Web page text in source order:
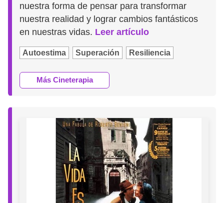
nuestra forma de pensar para transformar
nuestra realidad y lograr cambios fantásticos
en nuestras vidas. Leer artículo
Autoestima Superación Resiliencia
Más Cineterapia